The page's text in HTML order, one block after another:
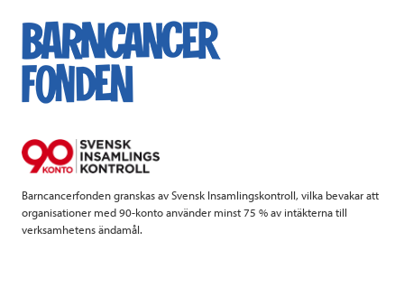
e
b
k
t
t
k
e
Barncancerfonden granskas av Svensk Insamlingskontroll, vilka bevakar att
organisationer med 90-konto använder minst 75 % av intäkterna till
verksamhetens ändamål.